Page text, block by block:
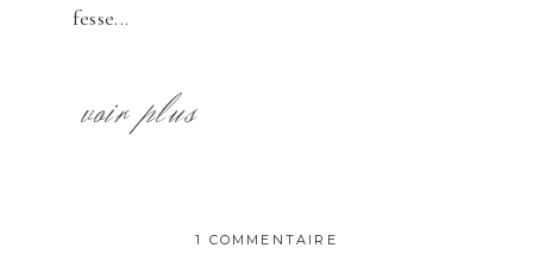
fesse...
voir plus
1 COMMENTAIRE